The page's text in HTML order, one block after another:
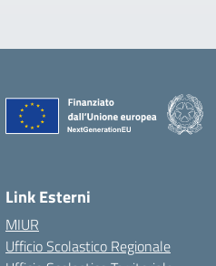
Link Esterni
MIUR
Ufficio Scolastico Regionale